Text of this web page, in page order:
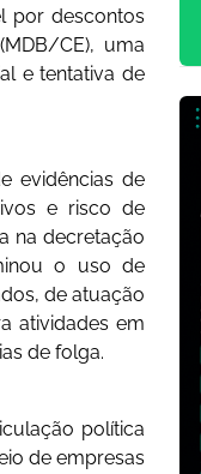
por descontos
CE), uma
e tentativa de
evidências de
e risco de
na decretação
o uso de
de atuação
atividades em
de folga.
política
de empresas